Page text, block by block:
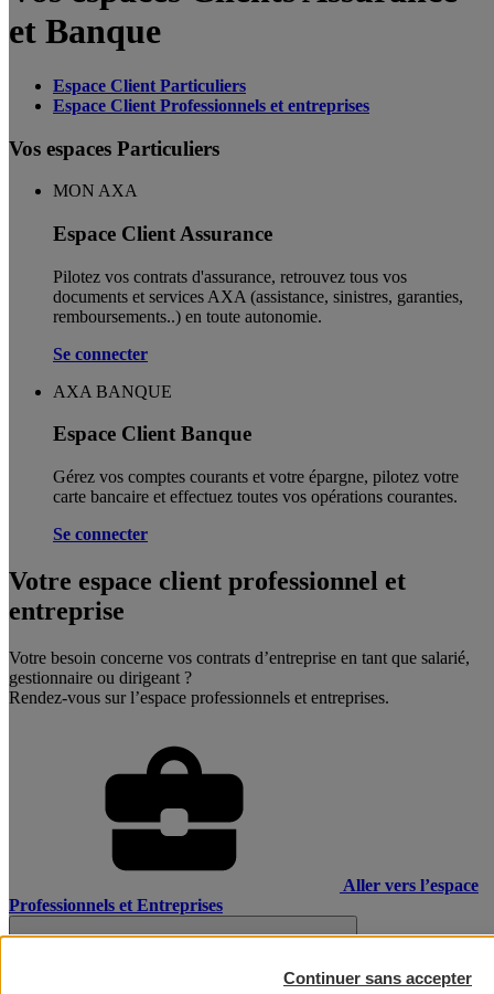
et Banque
Espace Client Particuliers
Espace Client Professionnels et entreprises
Vos espaces Particuliers
MON AXA
Espace Client Assurance
Pilotez vos contrats d'assurance, retrouvez tous vos
documents et services AXA (assistance, sinistres, garanties,
remboursements..) en toute autonomie. ​
Se connecter
AXA BANQUE
Espace Client Banque
Gérez vos comptes courants et votre épargne, pilotez votre
carte bancaire et effectuez toutes vos opérations courantes.
Se connecter
Votre espace client professionnel et
entreprise
Votre besoin concerne vos contrats d’entreprise en tant que salarié,
gestionnaire ou dirigeant ?
Rendez-vous sur l’espace professionnels et entreprises.
Aller vers l’espace
Professionnels et Entreprises
Continuer sans accepter